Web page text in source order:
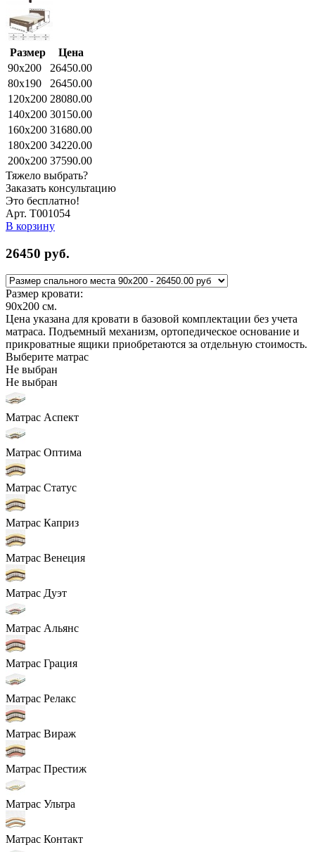
Размер
Цена
90x200
26450.00
80x190
26450.00
120x200 28080.00
140x200 30150.00
160x200 31680.00
180x200 34220.00
200x200 37590.00
Тяжело выбрать?
Заказать консультацию
Это бесплатно!
Арт. Т001054
В корзину
26450 руб.
Размер кровати:
90x200 см.
Цена указана для кровати в базовой комплектации без учета
матраса. Подъемный механизм, ортопедическое основание и
прикроватные ящики приобретаются за отдельную стоимость.
Выберите матрас
Не выбран
Не выбран
Матрас Аспект
Матрас Оптима
Матрас Статус
Матрас Каприз
Матрас Венеция
Матрас Дуэт
Матрас Альянс
Матрас Грация
Матрас Релакс
Матрас Вираж
Матрас Престиж
Матрас Ультра
Матрас Контакт